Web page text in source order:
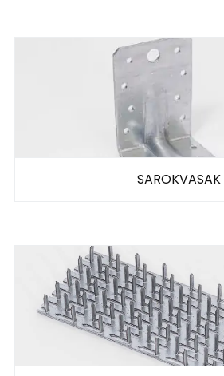
SAROKVASAK